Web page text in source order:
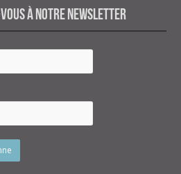
vous à notre newsletter